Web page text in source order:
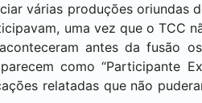
várias produções oriundas
uma vez que o TCC
antes da fusão
como “Participante
relatadas que não